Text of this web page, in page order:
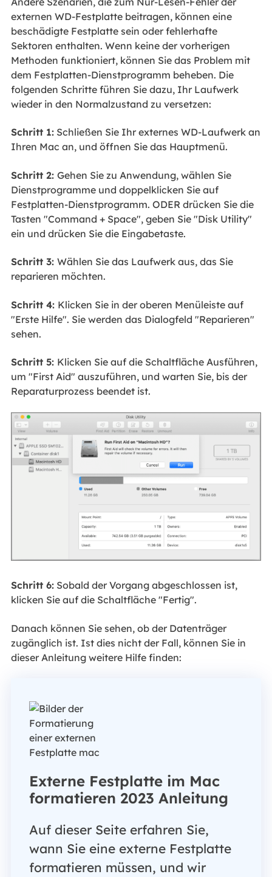
externen WD-Festplatte beitragen, können eine
beschädigte Festplatte sein oder fehlerhafte
Sektoren enthalten. Wenn keine der vorherigen
Methoden funktioniert, können Sie das Problem mit
dem Festplatten-Dienstprogramm beheben. Die
folgenden Schritte führen Sie dazu, Ihr Laufwerk
wieder in den Normalzustand zu versetzen:
Schritt 1:Schließen Sie Ihr externes WD-Laufwerk an
Ihren Mac an, und öffnen Sie das Hauptmenü.
Schritt 2: Gehen Sie zu Anwendung, wählen Sie
Dienstprogramme und doppelklicken Sie auf
Festplatten-Dienstprogramm. ODER drücken Sie die
Tasten "Command + Space", geben Sie "Disk Utility"
ein und drücken Sie die Eingabetaste.
Schritt 3: Wählen Sie das Laufwerk aus, das Sie
reparieren möchten.
Schritt 4: Klicken Sie in der oberen Menüleiste auf
"Erste Hilfe". Sie werden das Dialogfeld "Reparieren"
sehen.
Schritt 5: Klicken Sie auf die Schaltfläche Ausführen,
um "First Aid" auszuführen, und warten Sie, bis der
Reparaturprozess beendet ist.
Schritt 6:Sobald der Vorgang abgeschlossen ist,
klicken Sie auf die Schaltfläche "Fertig".
Danach können Sie sehen, ob der Datenträger
zugänglich ist. Ist dies nicht der Fall, können Sie in
dieser Anleitung weitere Hilfe finden:
Externe Festplatte im Mac
formatieren 2023 Anleitung
Auf dieser Seite erfahren Sie,
wann Sie eine externe Festplatte
formatieren müssen, und wir